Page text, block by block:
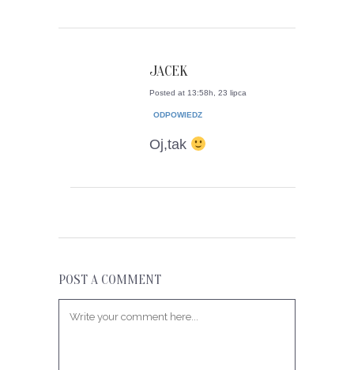
JACEK
Posted at 13:58h, 23 lipca
ODPOWIEDZ
Oj,tak
POST A COMMENT